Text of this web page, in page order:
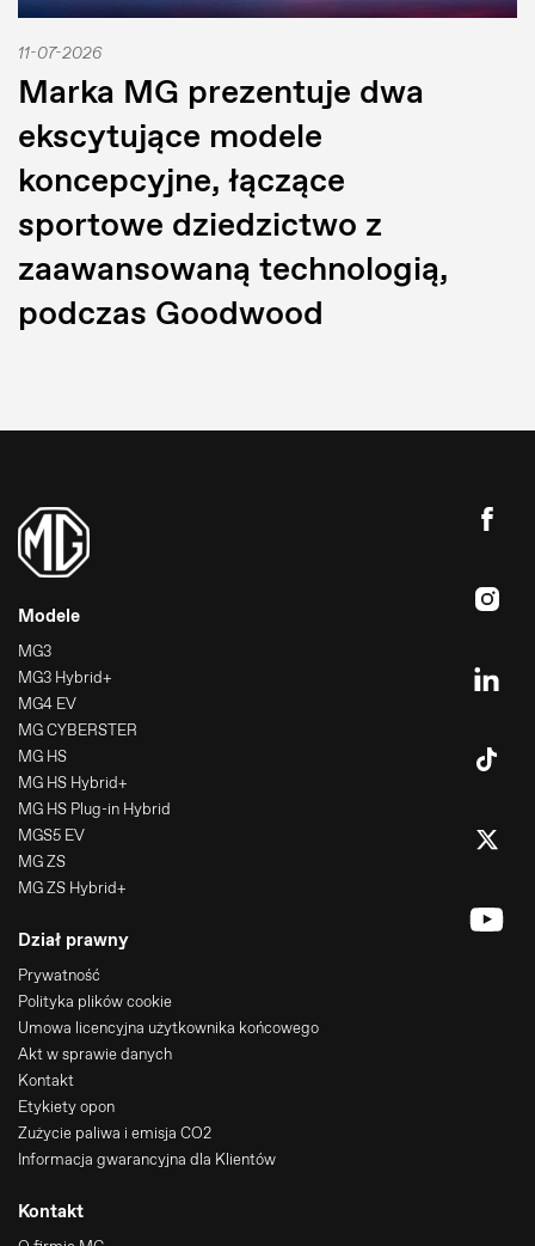
11-07-2026
Marka MG prezentuje dwa
ekscytujące modele
koncepcyjne, łączące
sportowe dziedzictwo z
zaawansowaną technologią,
podczas Goodwood
Modele
MG3
MG3 Hybrid+
MG4 EV
MG CYBERSTER
MG HS
MG HS Hybrid+
MG HS Plug-in Hybrid
MGS5 EV
MG ZS
MG ZS Hybrid+
Dział prawny
Prywatność
Polityka plików cookie
Umowa licencyjna użytkownika końcowego
Akt w sprawie danych
Kontakt
Etykiety opon
Zużycie paliwa i emisja CO2
Informacja gwarancyjna dla Klientów
Kontakt